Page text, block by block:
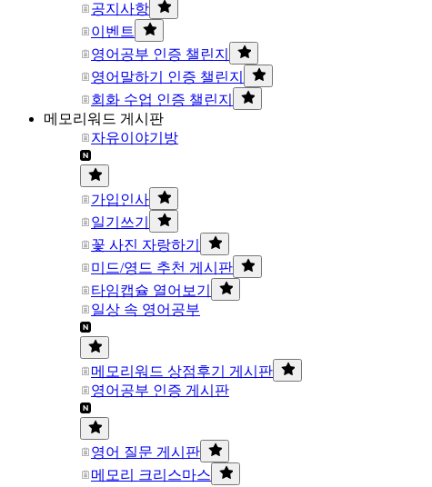
공지사항
이벤트
영어공부 인증 챌린지
영어말하기 인증 챌린지
회화 수업 인증 챌린지
메모리워드 게시판
자유이야기방
가입인사
일기쓰기
꽃 사진 자랑하기
미드/영드 추천 게시판
타임캡슐 열어보기
일상 속 영어공부
메모리워드 상점후기 게시판
영어공부 인증 게시판
영어 질문 게시판
메모리 크리스마스